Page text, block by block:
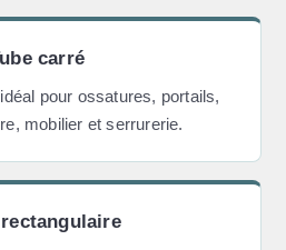
carré
pour ossatures, portails,
mobilier et serrurerie.